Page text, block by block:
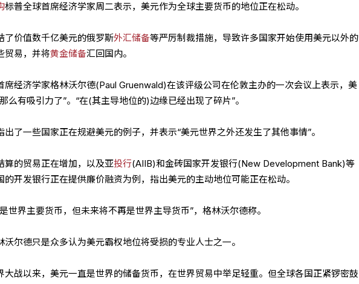
标普全球首席经济学家周二表示，美元作为全球主要货币的地位正在松动。
了价值数千亿美元的俄罗斯外汇储备等严厉制裁措施，导致许多国家开始使用美元以外的
贸易，并将黄金储备汇回国内。
席经济学家格林沃尔德(Paul Gruenwald)在该评级公司在伦敦主办的一次会议上表示，美
么有吸引力了”。“在(其主导地位的)边缘已经出现了碎片”。
出了一些国家正在规避美元的例子，并表示“美元世界之外还发生了其他事情”。
算的贸易正在增加，以及亚投行(AIIB)和金砖国家开发银行(New Development Bank)等
的开发银行正在提供廉价融资为例，指出美元的主动地位可能正在松动。
世界主要货币，但未来将不再是世界主导货币”，格林沃尔德称。
沃尔德只是众多认为美元霸权地位将受损的专业人士之一。
大战以来，美元一直是世界的储备货币，在世界贸易中举足轻重。但全球各国正紧锣密鼓